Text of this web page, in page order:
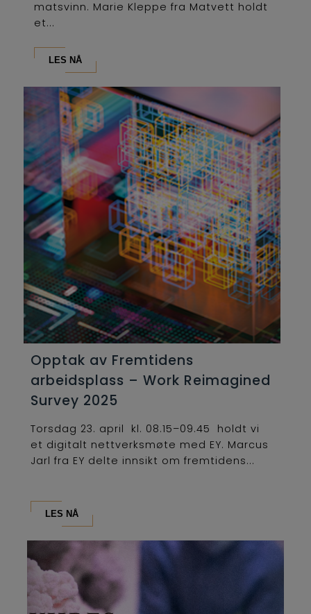
matsvinn. Marie Kleppe fra Matvett holdt
et...
LES NÅ
Opptak av Fremtidens
arbeidsplass – Work Reimagined
Survey 2025
Torsdag 23. april kl. 08.15–09.45 holdt vi
et digitalt nettverksmøte med EY. Marcus
Jarl fra EY delte innsikt om fremtidens...
LES NÅ